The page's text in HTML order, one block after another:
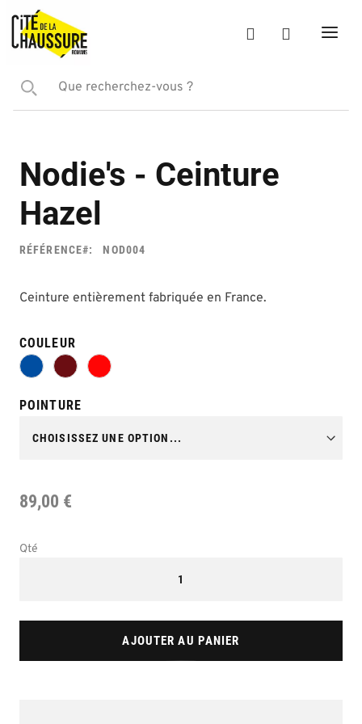
Nodie's - Ceinture
Hazel
RÉFÉRENCE NOD004
Ceinture entièrement fabriquée en France.
COULEUR
POINTURE
89,00 €
Qté
AJOUTER AU PANIER